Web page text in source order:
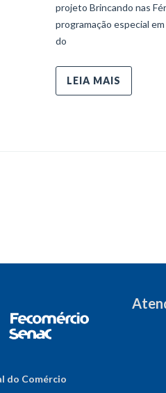
projeto Brincando nas
programação especial
do
LEIA MAIS
do Comércio